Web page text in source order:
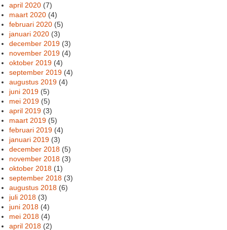
april 2020 (7)
maart 2020 (4)
februari 2020 (5)
januari 2020 (3)
december 2019 (3)
november 2019 (4)
oktober 2019 (4)
september 2019 (4)
augustus 2019 (4)
juni 2019 (5)
mei 2019 (5)
april 2019 (3)
maart 2019 (5)
februari 2019 (4)
januari 2019 (3)
december 2018 (5)
november 2018 (3)
oktober 2018 (1)
september 2018 (3)
augustus 2018 (6)
juli 2018 (3)
juni 2018 (4)
mei 2018 (4)
april 2018 (2)